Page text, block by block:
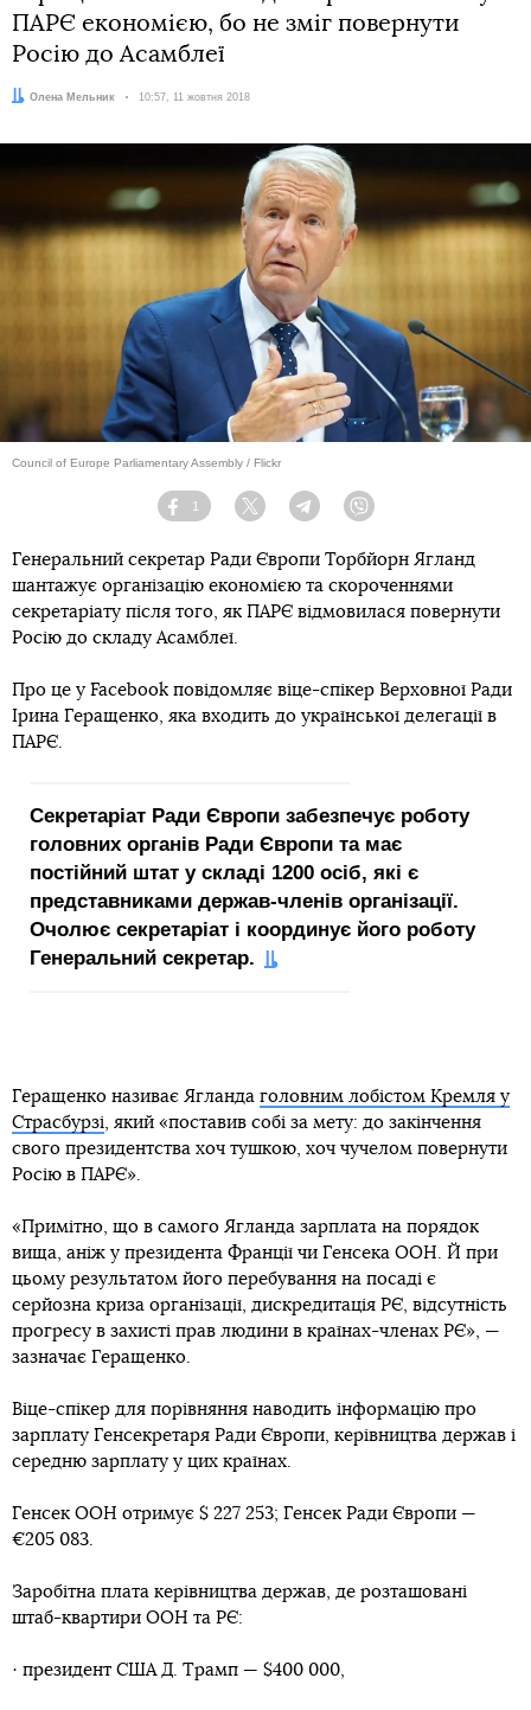
ПАРЄ економією, бо не зміг повернути
Росію до Асамблеї
Автор:
Олена Мельник Дата:
10:57, 11 жовтня 2018
Council of Europe Parliamentary Assembly / Flickr
Facebook
1
Twitter TelegramViber
Генеральний секретар Ради Європи Торбйорн Ягланд
шантажує організацію економією та скороченнями
секретаріату після того, як ПАРЄ відмовилася повернути
Росію до складу Асамблеї.
Про це у Facebook повідомляє віце-спікер Верховної Ради
Ірина Геращенко, яка входить до української делегації в
ПАРЄ.
Секретаріат Ради Європи забезпечує роботу
головних органів Ради Європи та має
постійний штат у складі 1200 осіб, які є
представниками держав-членів організації.
Очолює секретаріат і координує його роботу
Генеральний секретар.
Геращенко називає Ягланда головним лобістом Кремля у
Страсбурзі, який «поставив собі за мету: до закінчення
свого президентства хоч тушкою, хоч чучелом повернути
Росію в ПАРЄ».
«Примітно, що в самого Ягланда зарплата на порядок
вища, аніж у президента Франції чи Генсека ООН. Й при
цьому результатом його перебування на посаді є
серйозна криза організації, дискредитація РЄ, відсутність
прогресу в захисті прав людини в країнах-членах РЄ», —
зазначає Геращенко.
Віце-спікер для порівняння наводить інформацію про
зарплату Генсекретаря Ради Європи, керівництва держав і
середню зарплату у цих країнах.
Генсек ООН отримує $ 227 253; Генсек Ради Європи —
€205 083.
Заробітна плата керівництва держав, де розташовані
штаб-квартири ООН та РЄ:
· президент США Д. Трамп — $400 000,